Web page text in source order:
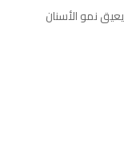
نمو الأسنان